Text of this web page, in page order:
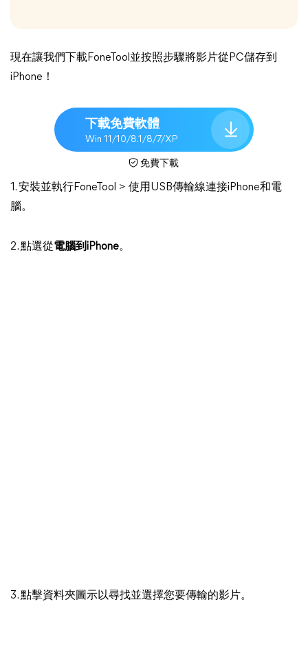
現在讓我們下載FoneTool並按照步驟將影片從PC儲存到
iPhone！
下載免費軟體
Win 11/10/8.1/8/7/XP
免費下載
1. 安裝並執行FoneTool > 使用USB傳輸線連接iPhone和電
腦。
2. 點選從電腦到iPhone。
3. 點擊資料夾圖示以尋找並選擇您要傳輸的影片。